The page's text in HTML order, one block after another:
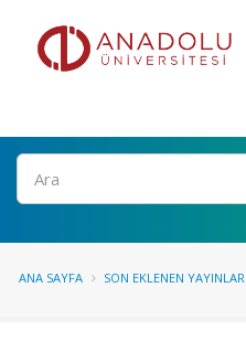
Ara
ANA SAYFA SON EKLENEN YAYINLAR